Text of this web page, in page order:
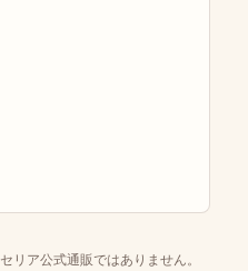
セリア公式通販ではありません。